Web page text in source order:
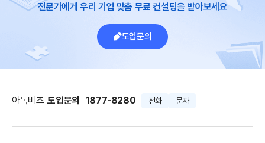
전문가에게 우리 기업 맞춤 무료 컨설팅을 받아보세요
도입문의
아톡비즈 도입문의 1877-8280 전화 문자